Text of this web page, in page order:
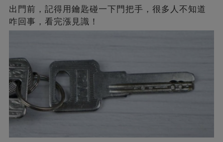
出門前，記得用鑰匙碰一下門把手，很多人不知道
咋回事，看完漲見識！